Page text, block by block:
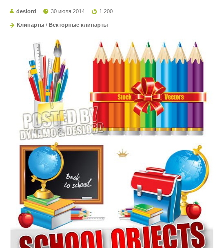
deslord 30 июля 2014 1 200
Клипарты / Векторные клипарты